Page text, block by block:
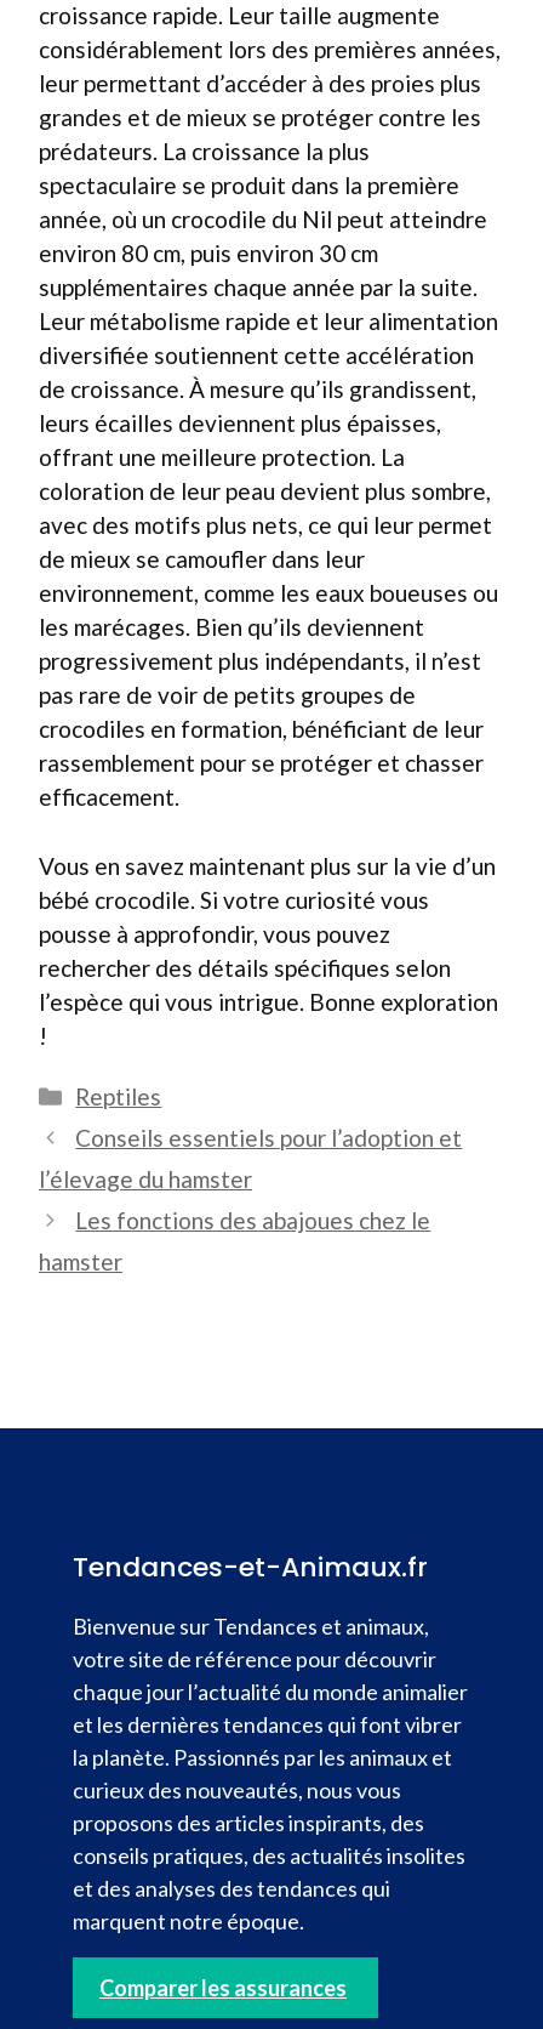
croissance rapide. Leur taille augmente
considérablement lors des premières années,
leur permettant d’accéder à des proies plus
grandes et de mieux se protéger contre les
prédateurs. La croissance la plus
spectaculaire se produit dans la première
année, où un crocodile du Nil peut atteindre
environ 80 cm, puis environ 30 cm
supplémentaires chaque année par la suite.
Leur métabolisme rapide et leur alimentation
diversifiée soutiennent cette accélération
de croissance. À mesure qu’ils grandissent,
leurs écailles deviennent plus épaisses,
offrant une meilleure protection. La
coloration de leur peau devient plus sombre,
avec des motifs plus nets, ce qui leur permet
de mieux se camoufler dans leur
environnement, comme les eaux boueuses ou
les marécages. Bien qu’ils deviennent
progressivement plus indépendants, il n’est
pas rare de voir de petits groupes de
crocodiles en formation, bénéficiant de leur
rassemblement pour se protéger et chasser
efficacement.
Vous en savez maintenant plus sur la vie d’un
bébé crocodile. Si votre curiosité vous
pousse à approfondir, vous pouvez
rechercher des détails spécifiques selon
l’espèce qui vous intrigue. Bonne exploration
!
Catégories
Reptiles
Conseils essentiels pour l’adoption et
l’élevage du hamster
Les fonctions des abajoues chez le
hamster
Tendances-et-Animaux.fr
Bienvenue sur Tendances et animaux,
votre site de référence pour découvrir
chaque jour l’actualité du monde animalier
et les dernières tendances qui font vibrer
la planète. Passionnés par les animaux et
curieux des nouveautés, nous vous
proposons des articles inspirants, des
conseils pratiques, des actualités insolites
et des analyses des tendances qui
marquent notre époque.
Comparer les assurances